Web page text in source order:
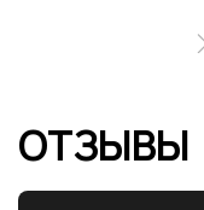
ОТЗЫВЫ